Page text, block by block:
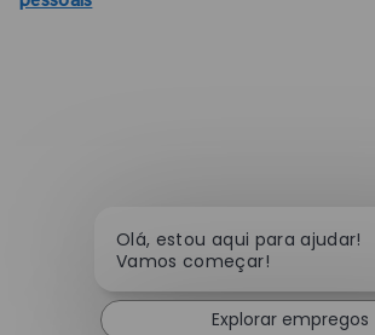
pessoais
Olá, estou aqui para ajudar!
Vamos começar!
Explorar empregos